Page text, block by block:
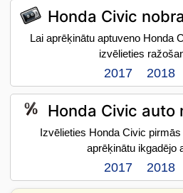
Honda Civic
Lai aprēķinātu aptuveno Honda
izvēlieties
2017 2018
Honda Civic auto
Izvēlieties Honda Civic
aprēķinātu ikgadējo
2017 2018